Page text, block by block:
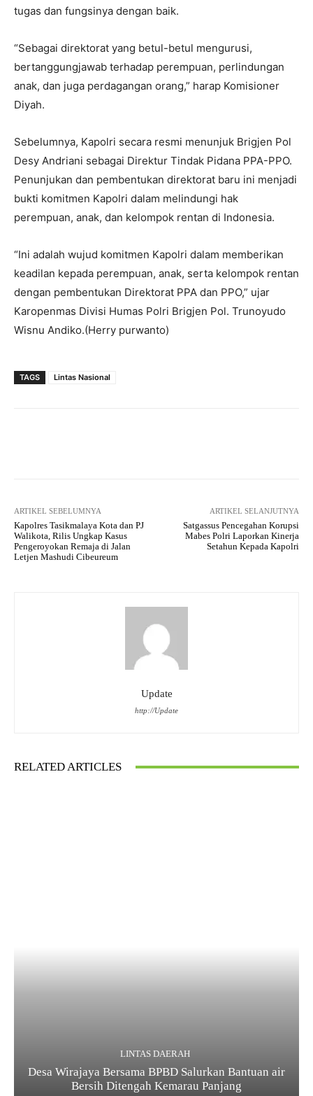
tugas dan fungsinya dengan baik.
“Sebagai direktorat yang betul-betul mengurusi,
bertanggungjawab terhadap perempuan, perlindungan
anak, dan juga perdagangan orang,” harap Komisioner
Diyah.
Sebelumnya, Kapolri secara resmi menunjuk Brigjen Pol
Desy Andriani sebagai Direktur Tindak Pidana PPA-PPO.
Penunjukan dan pembentukan direktorat baru ini menjadi
bukti komitmen Kapolri dalam melindungi hak
perempuan, anak, dan kelompok rentan di Indonesia.
“Ini adalah wujud komitmen Kapolri dalam memberikan
keadilan kepada perempuan, anak, serta kelompok rentan
dengan pembentukan Direktorat PPA dan PPO,” ujar
Karopenmas Divisi Humas Polri Brigjen Pol. Trunoyudo
Wisnu Andiko.(Herry purwanto)
TAGS Lintas Nasional
ARTIKEL SEBELUMNYA
Kapolres Tasikmalaya Kota dan PJ
Walikota, Rilis Ungkap Kasus
Pengeroyokan Remaja di Jalan
Letjen Mashudi Cibeureum
ARTIKEL SELANJUTNYA
Satgassus Pencegahan Korupsi
Mabes Polri Laporkan Kinerja
Setahun Kepada Kapolri
Update
http://Update
RELATED ARTICLES
LINTAS DAERAH
Desa Wirajaya Bersama BPBD Salurkan Bantuan air
Bersih Ditengah Kemarau Panjang